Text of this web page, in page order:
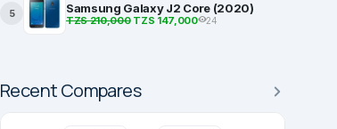
5 Samsung Galaxy J2 Core (2020)
TZS 210,000TZS 147,000 24
Recent Compares